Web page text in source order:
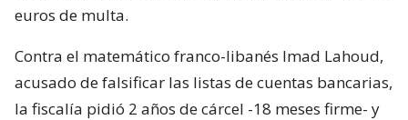
euros de multa.
Contra el matemático franco-libanés Imad Lahoud,
acusado de falsificar las listas de cuentas bancarias,
la fiscalía pidió 2 años de cárcel -18 meses firme- y